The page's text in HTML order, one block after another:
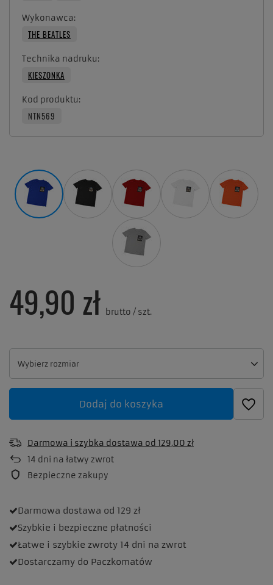
Wykonawca
THE BEATLES
Technika nadruku
KIESZONKA
Kod produktu
NTN569
Wybierz rozmiar
Wybierz rozmiar
49,90 zł brutto / szt.
Dodaj do koszyka
Darmowa i szybka dostawa od 129,00 zł
14 dni na łatwy zwrot
Bezpieczne zakupy
Darmowa dostawa od 129 zł
Szybkie i bezpieczne płatności
Łatwe i szybkie zwroty 14 dni na zwrot
Dostarczamy do Paczkomatów